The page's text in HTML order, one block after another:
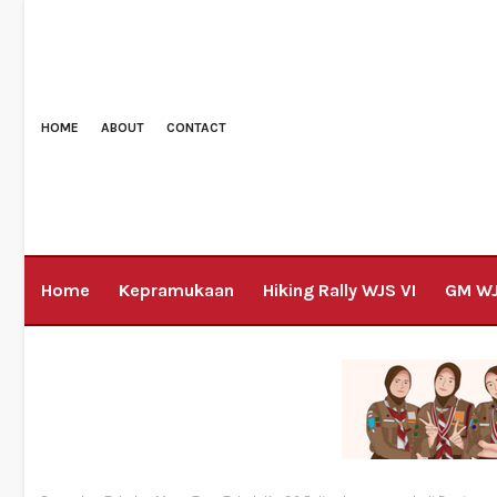
HOME ABOUT CONTACT
Home Kepramukaan Hiking Rally WJS VI GM